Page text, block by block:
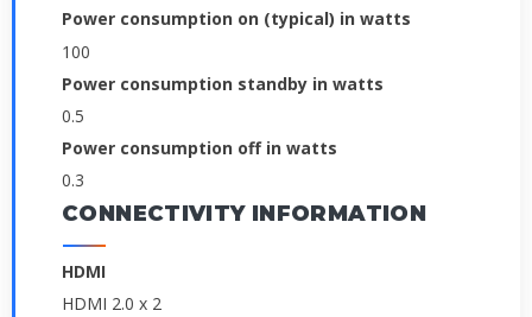
Power consumption on (typical) in watts
100
Power consumption standby in watts
0.5
Power consumption off in watts
0.3
CONNECTIVITY INFORMATION
HDMI
HDMI 2.0 x 2